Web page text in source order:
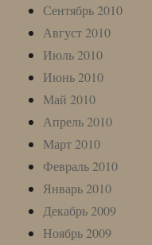
Сентябрь 2010
Август 2010
Июль 2010
Июнь 2010
Май 2010
Апрель 2010
Март 2010
Февраль 2010
Январь 2010
Декабрь 2009
Ноябрь 2009